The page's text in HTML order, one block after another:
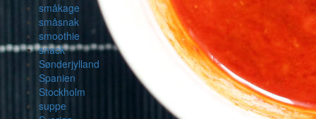
småkage
småsnak
smoothie
snack
Sønderjylland
Spanien
Stockholm
suppe